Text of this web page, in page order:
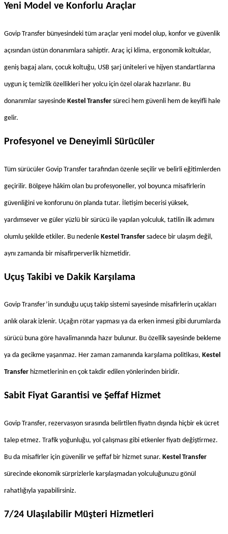
Yeni Model ve Konforlu Araçlar
Govip Transfer bünyesindeki tüm araçlar yeni model olup, konfor ve güvenlik
açısından üstün donanımlara sahiptir. Araç içi klima, ergonomik koltuklar,
geniş bagaj alanı, çocuk koltuğu, USB şarj üniteleri ve hijyen standartlarına
uygun iç temizlik özellikleri her yolcu için özel olarak hazırlanır. Bu
donanımlar sayesinde Kestel Transfer süreci hem güvenli hem de keyifli hale
gelir.
Profesyonel ve Deneyimli Sürücüler
Tüm sürücüler Govip Transfer tarafından özenle seçilir ve belirli eğitimlerden
geçirilir. Bölgeye hâkim olan bu profesyoneller, yol boyunca misafirlerin
güvenliğini ve konforunu ön planda tutar. İletişim becerisi yüksek,
yardımsever ve güler yüzlü bir sürücü ile yapılan yolculuk, tatilin ilk adımını
olumlu şekilde etkiler. Bu nedenle Kestel Transfer sadece bir ulaşım değil,
aynı zamanda bir misafirperverlik hizmetidir.
Uçuş Takibi ve Dakik Karşılama
Govip Transfer’in sunduğu uçuş takip sistemi sayesinde misafirlerin uçakları
anlık olarak izlenir. Uçağın rötar yapması ya da erken inmesi gibi durumlarda
sürücü buna göre havalimanında hazır bulunur. Bu özellik sayesinde bekleme
ya da gecikme yaşanmaz. Her zaman zamanında karşılama politikası, Kestel
Transfer hizmetlerinin en çok takdir edilen yönlerinden biridir.
Sabit Fiyat Garantisi ve Şeffaf Hizmet
Govip Transfer, rezervasyon sırasında belirtilen fiyatın dışında hiçbir ek ücret
talep etmez. Trafik yoğunluğu, yol çalışması gibi etkenler fiyatı değiştirmez.
Bu da misafirler için güvenilir ve şeffaf bir hizmet sunar. Kestel Transfer
sürecinde ekonomik sürprizlerle karşılaşmadan yolculuğunuzu gönül
rahatlığıyla yapabilirsiniz.
7/24 Ulaşılabilir Müşteri Hizmetleri